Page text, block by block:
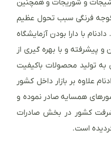
و شوریجات و همچنین
گوجه فرنگی سبب تحول عظیم
با دارا بودن آزمایشگاه
پیشرفته و با بهره گیری از
تولید محصولات باکیفیت
علاوه بر بازار داخل کشور
همسایه صادر نموده و
کشور در بخش صادرات
است.